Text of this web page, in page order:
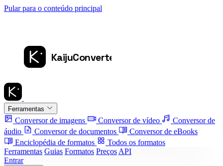
Pular para o conteúdo principal
Ferramentas
Conversor de imagens Conversor de vídeo
Conversor de
áudio
Conversor de documentos
Conversor de eBooks
Enciclopédia de formatos
Todos os formatos
Ferramentas Guias Formatos Preços API
Entrar